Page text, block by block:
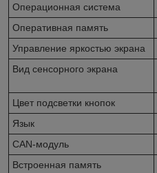
Операционная система
Оперативная память
Управление яркостью экрана
Вид сенсорного экрана
Цвет подсветки кнопок
Язык
CAN-модуль
Встроенная память